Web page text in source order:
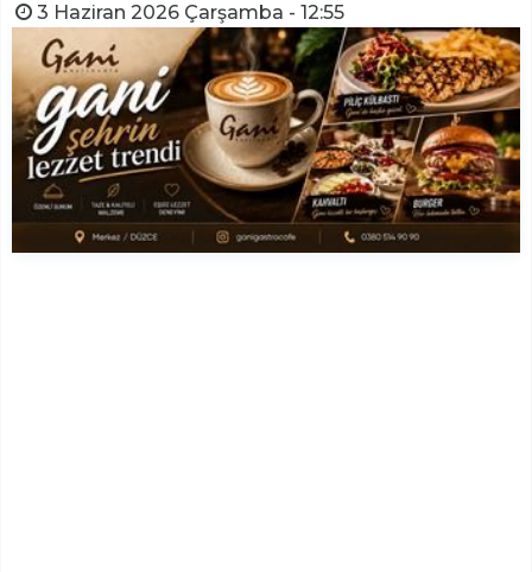
3 Haziran 2026 Çarşamba - 12:55